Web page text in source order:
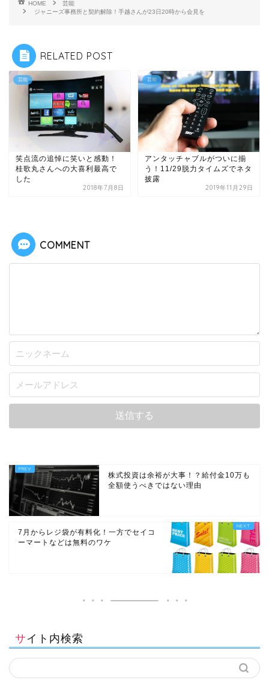
HOME
芸能
ジャニーズ事務所と契約解除！手越さんが23日20時から会見を
RELATED POST
芸能
笑点流の追悼に笑いと感動！
桂歌丸さんへの大喜利最高で
した
2018年7月8日
芸能
アンタッチャブルがついに揃
う！11/29脱力タイムズでネタ
披露
2019年11月29日
COMMENT
株式投資は余裕が大事！？給付金10万も
全額使うべきではない理由
7月からレジ袋が有料化！一方でセイコ
ーマートなどは無料のワケ
サイト内検索